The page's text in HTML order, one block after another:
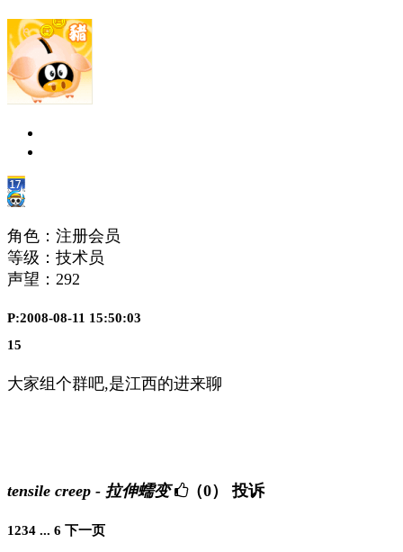
角色：注册会员
等级：技术员
声望： 292
P:2008-08-11 15:50:03
15
大家组个群吧,是江西的进来聊
tensile creep - 拉伸蠕变 （0） 投诉
1234 ... 6 下一页